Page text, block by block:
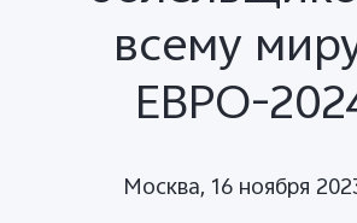
Беларусь | Выберите
всему
ЕВРО-
Москва, 16 ноября